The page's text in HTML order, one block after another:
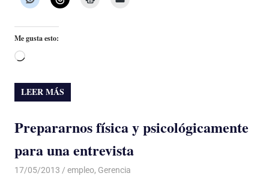
Me gusta esto:
Cargando...
LEER MÁS
Prepararnos física y psicológicamente
para una entrevista
17/05/2013 Luis Castellanos
empleo, Gerencia